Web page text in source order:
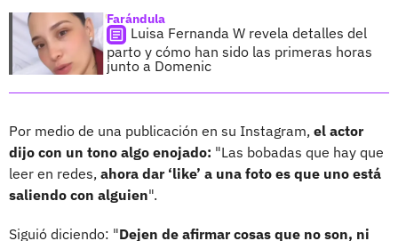
Farándula
Luisa Fernanda W revela detalles del
parto y cómo han sido las primeras horas
junto a Domenic
Por medio de una publicación en su Instagram, el actor
dijo con un tono algo enojado: "Las bobadas que hay que
leer en redes, ahora dar ‘like’ a una foto es que uno está
saliendo con alguien".
Siguió diciendo: "Dejen de afirmar cosas que no son, ni